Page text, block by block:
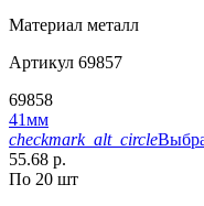
Материал металл
Артикул 69857
69858
41мм
checkmark_alt_circle
55.68 р.
По 20 шт